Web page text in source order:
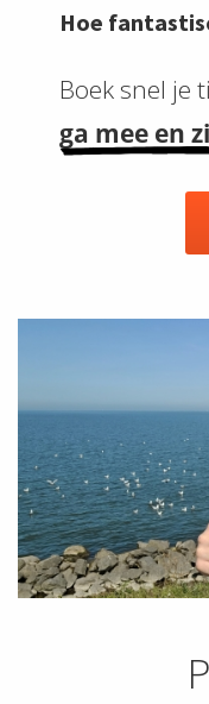
Hoe
Boek snel je
ga mee en